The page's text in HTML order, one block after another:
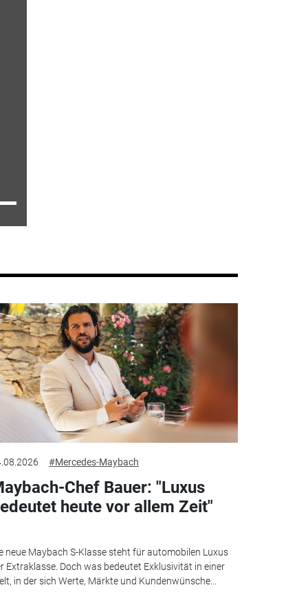
#Mercedes-Maybach
Chef Bauer: "Luxus
heute vor allem Zeit"
neue Maybach S-Klasse steht für automobilen Luxus
Extraklasse. Doch was bedeutet Exklusivität in einer
in der sich Werte, Märkte und Kundenwünsche...